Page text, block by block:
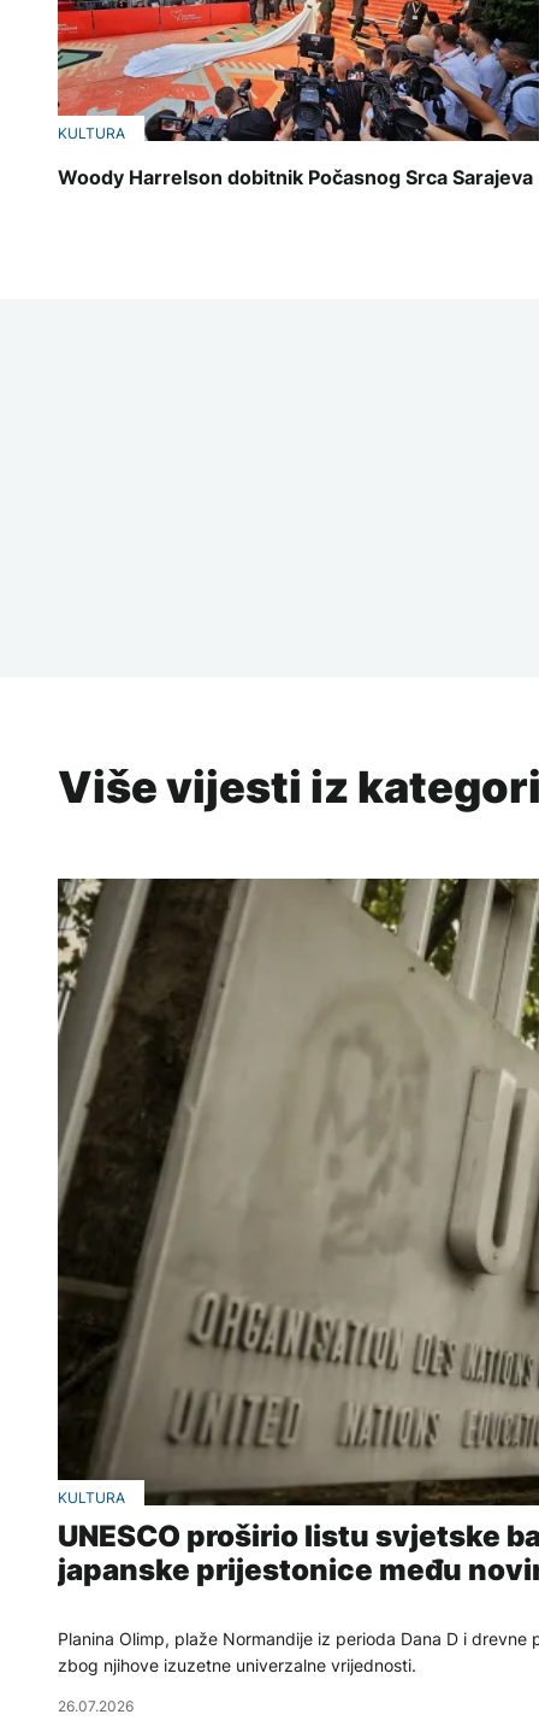
KULTURA
Woody Harrelson dobitnik Počasnog Srca Sarajeva
Više vijesti iz
KULTURA
UNESCO proširio listu svjetske
japanske prijestonice među
Planina Olimp, plaže Normandije iz perioda Dana D i
zbog njihove izuzetne univerzalne vrijednosti.
26.07.2026